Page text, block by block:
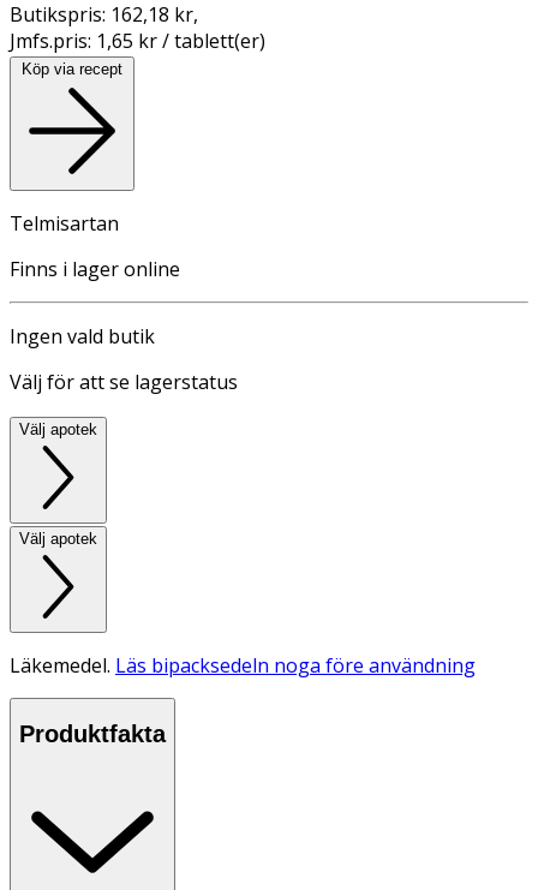
Butikspris: 162,18 kr,
Jmfs.pris: 1,65 kr / tablett(er)
Köp via recept
Telmisartan
Finns i lager online
Ingen vald butik
Välj för att se lagerstatus
Välj apotek
Välj apotek
Läkemedel. Läs bipacksedeln noga före användning
Produktfakta